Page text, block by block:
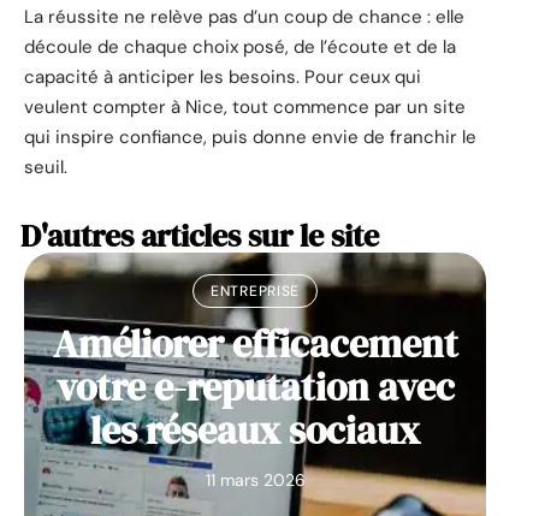
La réussite ne relève pas d’un coup de chance : elle
découle de chaque choix posé, de l’écoute et de la
capacité à anticiper les besoins. Pour ceux qui
veulent compter à Nice, tout commence par un site
qui inspire confiance, puis donne envie de franchir le
seuil.
D'autres articles sur le site
ENTREPRISE
Améliorer efficacement
votre e-reputation avec
les réseaux sociaux
11 mars 2026